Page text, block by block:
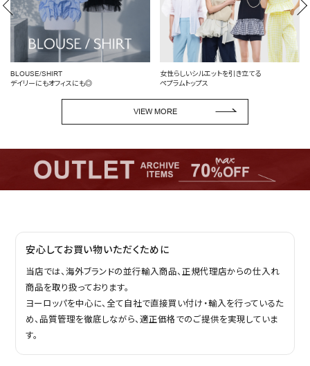
女性らしいシルエットを引き立てる
ペプラムトップス
定番を、自分らしく
頼れるデニム特集
VIEW MORE
安心してお買い物いただくために
当店では、海外ブランドの並行輸入商品、正規代理店からの仕入れ
商品を取り扱っております。
ヨーロッパを中心に、全て自社で直接買い付け・輸入を行っているた
め、品質管理を徹底しながら、適正価格でのご提供を実現していま
す。